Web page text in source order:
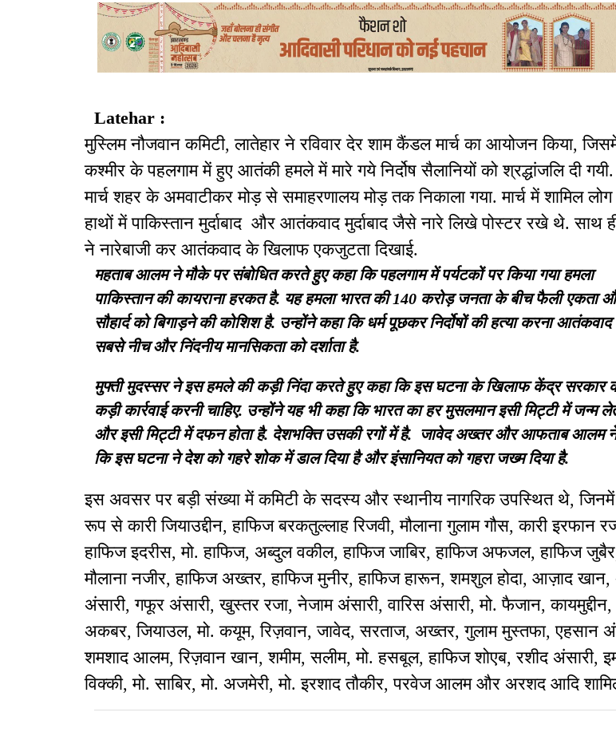
Latehar :
मुस्लिम नौजवान कमिटी, लातेहार ने रविवार देर शाम कैंडल मार्च का आयोजन किया,
कश्मीर के पहलगाम में हुए आतंकी हमले में मारे गये निर्दोष सैलानियों को श्रद्धांजलि दी
मार्च शहर के अमवाटीकर मोड़ से समाहरणालय मोड़ तक निकाला गया. मार्च में शामिल
हाथों में पाकिस्तान मुर्दाबाद और आतंकवाद मुर्दाबाद जैसे नारे लिखे पोस्टर रखे थे. साथ
ने नारेबाजी कर आतंकवाद के खिलाफ एकजुटता दिखाई.
महताब आलम ने मौके पर संबोधित करते हुए कहा कि पहलगाम में पर्यटकों पर किया गया हमला
पाकिस्तान की कायराना हरकत है. यह हमला भारत की 140 करोड़ जनता के बीच फैली एकता
सौहार्द को बिगाड़ने की कोशिश है. उन्होंने कहा कि धर्म पूछकर निर्दोषों की हत्या करना आतंकवाद
सबसे नीच और निंदनीय मानसिकता को दर्शाता है.
मुफ्ती मुदस्सर ने इस हमले की कड़ी निंदा करते हुए कहा कि इस घटना के खिलाफ केंद्र सरकार
कड़ी कार्रवाई करनी चाहिए. उन्होंने यह भी कहा कि भारत का हर मुसलमान इसी मिट्टी में जन्म
और इसी मिट्टी में दफन होता है. देशभक्ति उसकी रगों में है. जावेद अख्तर और आफताब आलम
कि इस घटना ने देश को गहरे शोक में डाल दिया है और इंसानियत को गहरा जख्म दिया है.
इस अवसर पर बड़ी संख्या में कमिटी के सदस्य और स्थानीय नागरिक उपस्थित थे,
रूप से कारी जियाउद्दीन, हाफिज बरकतुल्लाह रिजवी, मौलाना गुलाम गौस, कारी इरफान
हाफिज इदरीस, मो. हाफिज, अब्दुल वकील, हाफिज जाबिर, हाफिज अफजल, हाफिज
मौलाना नजीर, हाफिज अख्तर, हाफिज मुनीर, हाफिज हारून, शमशुल होदा, आज़ाद
अंसारी, गफूर अंसारी, खुस्तर रजा, नेजाम अंसारी, वारिस अंसारी, मो. फैजान, कायमुद्दीन,
अकबर, जियाउल, मो. कयूम, रिज़वान, जावेद, सरताज, अख्तर, गुलाम मुस्तफा, एहसान
शमशाद आलम, रिज़वान खान, शमीम, सलीम, मो. हसबूल, हाफिज शोएब, रशीद अंसारी,
विक्की, मो. साबिर, मो. अजमेरी, मो. इरशाद तौकीर, परवेज आलम और अरशद आदि